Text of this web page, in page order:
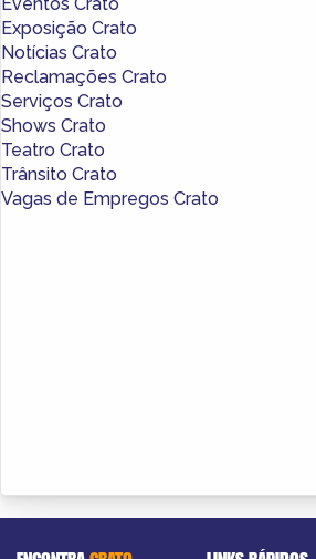
Exposição Crato
Notícias Crato
Reclamações Crato
Serviços Crato
Shows Crato
Teatro Crato
Trânsito Crato
Vagas de Empregos Crato